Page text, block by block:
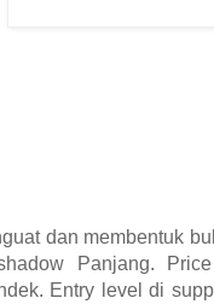
dan membentuk
Panjang.
Entry level di